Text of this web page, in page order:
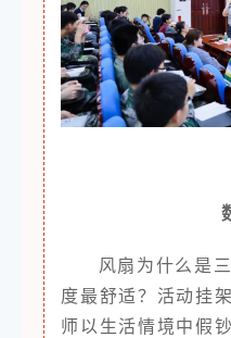
风扇为什么是
度最舒适？活动挂
师以生活情境中假